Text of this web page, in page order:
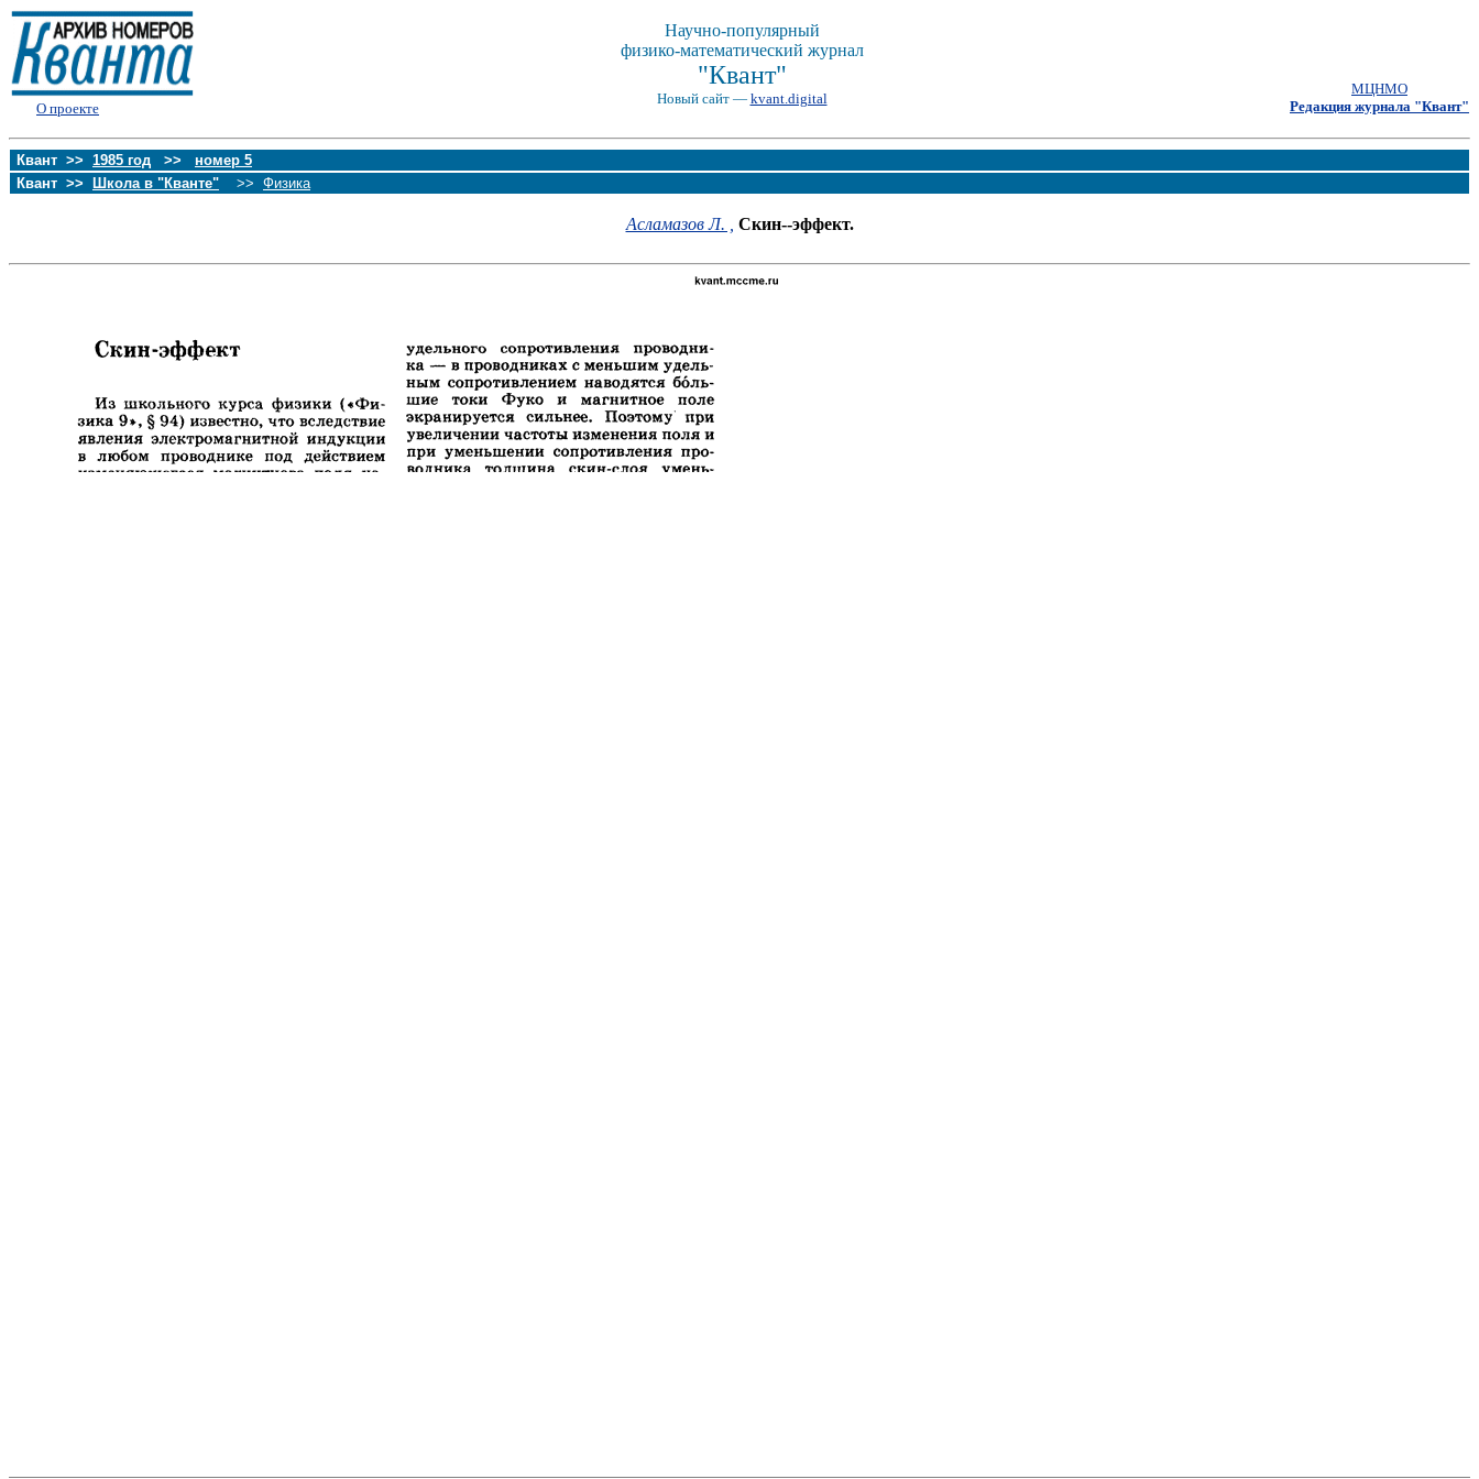
О проекте
Научно-популярный
физико-математический журнал
"Квант"
Новый сайт — kvant.digital
МЦНМО
Редакция журнала "Квант"
Квант >> 1985 год >> номер 5
Квант >>
Школа в "Кванте" >> Физика
Асламазов Л. , Скин--эффект.